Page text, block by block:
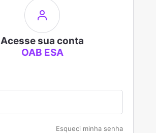
Acesse sua conta
OAB ESA
Esqueci minha senha